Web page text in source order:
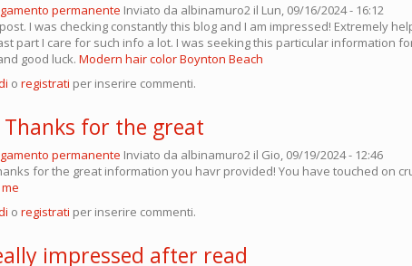
permanente Inviato da albinamuro2 il Lun, 09/16/2024 - 16:12
I was checking constantly this blog and I am impressed! Extremely
part I care for such info a lot. I was seeking this particular information
good luck. Modern hair color Boynton Beach
o registrati per inserire commenti.
Thanks for the great
permanente Inviato da albinamuro2 il Gio, 09/19/2024 - 12:46
for the great information you havr provided! You have touched on
o registrati per inserire commenti.
impressed after read